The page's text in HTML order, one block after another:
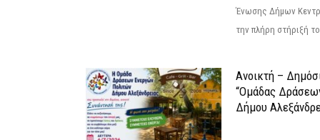
Ένωσης Δήμων
την πλήρη στήριξή
Ανοικτή –
“Ομάδας
Δήμου